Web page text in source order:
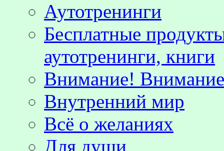
Аутотренинги
Бесплатные
аутотренинги, книги
Внимание!
Внутренний мир
Всё о желаниях
Для души